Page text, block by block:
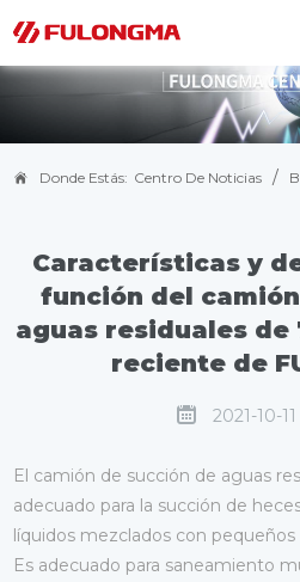
Donde Estás: Centro De Noticias /
Características y
función del
aguas residuales de
reciente de
2021-10-11
El camión de succión de aguas
adecuado para la succión de
líquidos mezclados con
Es adecuado para saneamiento